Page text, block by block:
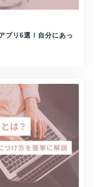
プリ6選！自分にあっ